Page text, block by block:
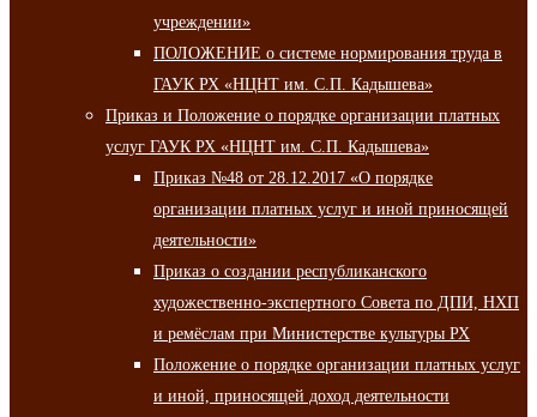
учреждении»
ПОЛОЖЕНИЕ о системе нормирования труда в
ГАУК РХ «НЦНТ им. С.П. Кадышева»
Приказ и Положение о порядке организации платных
услуг ГАУК РХ «НЦНТ им. С.П. Кадышева»
Приказ №48 от 28.12.2017 «О порядке
организации платных услуг и иной приносящей
деятельности»
Приказ о создании республиканского
художественно-экспертного Совета по ДПИ, НХП
и ремёслам при Министерстве культуры РХ
Положение о порядке организации платных услуг
и иной, приносящей доход деятельности